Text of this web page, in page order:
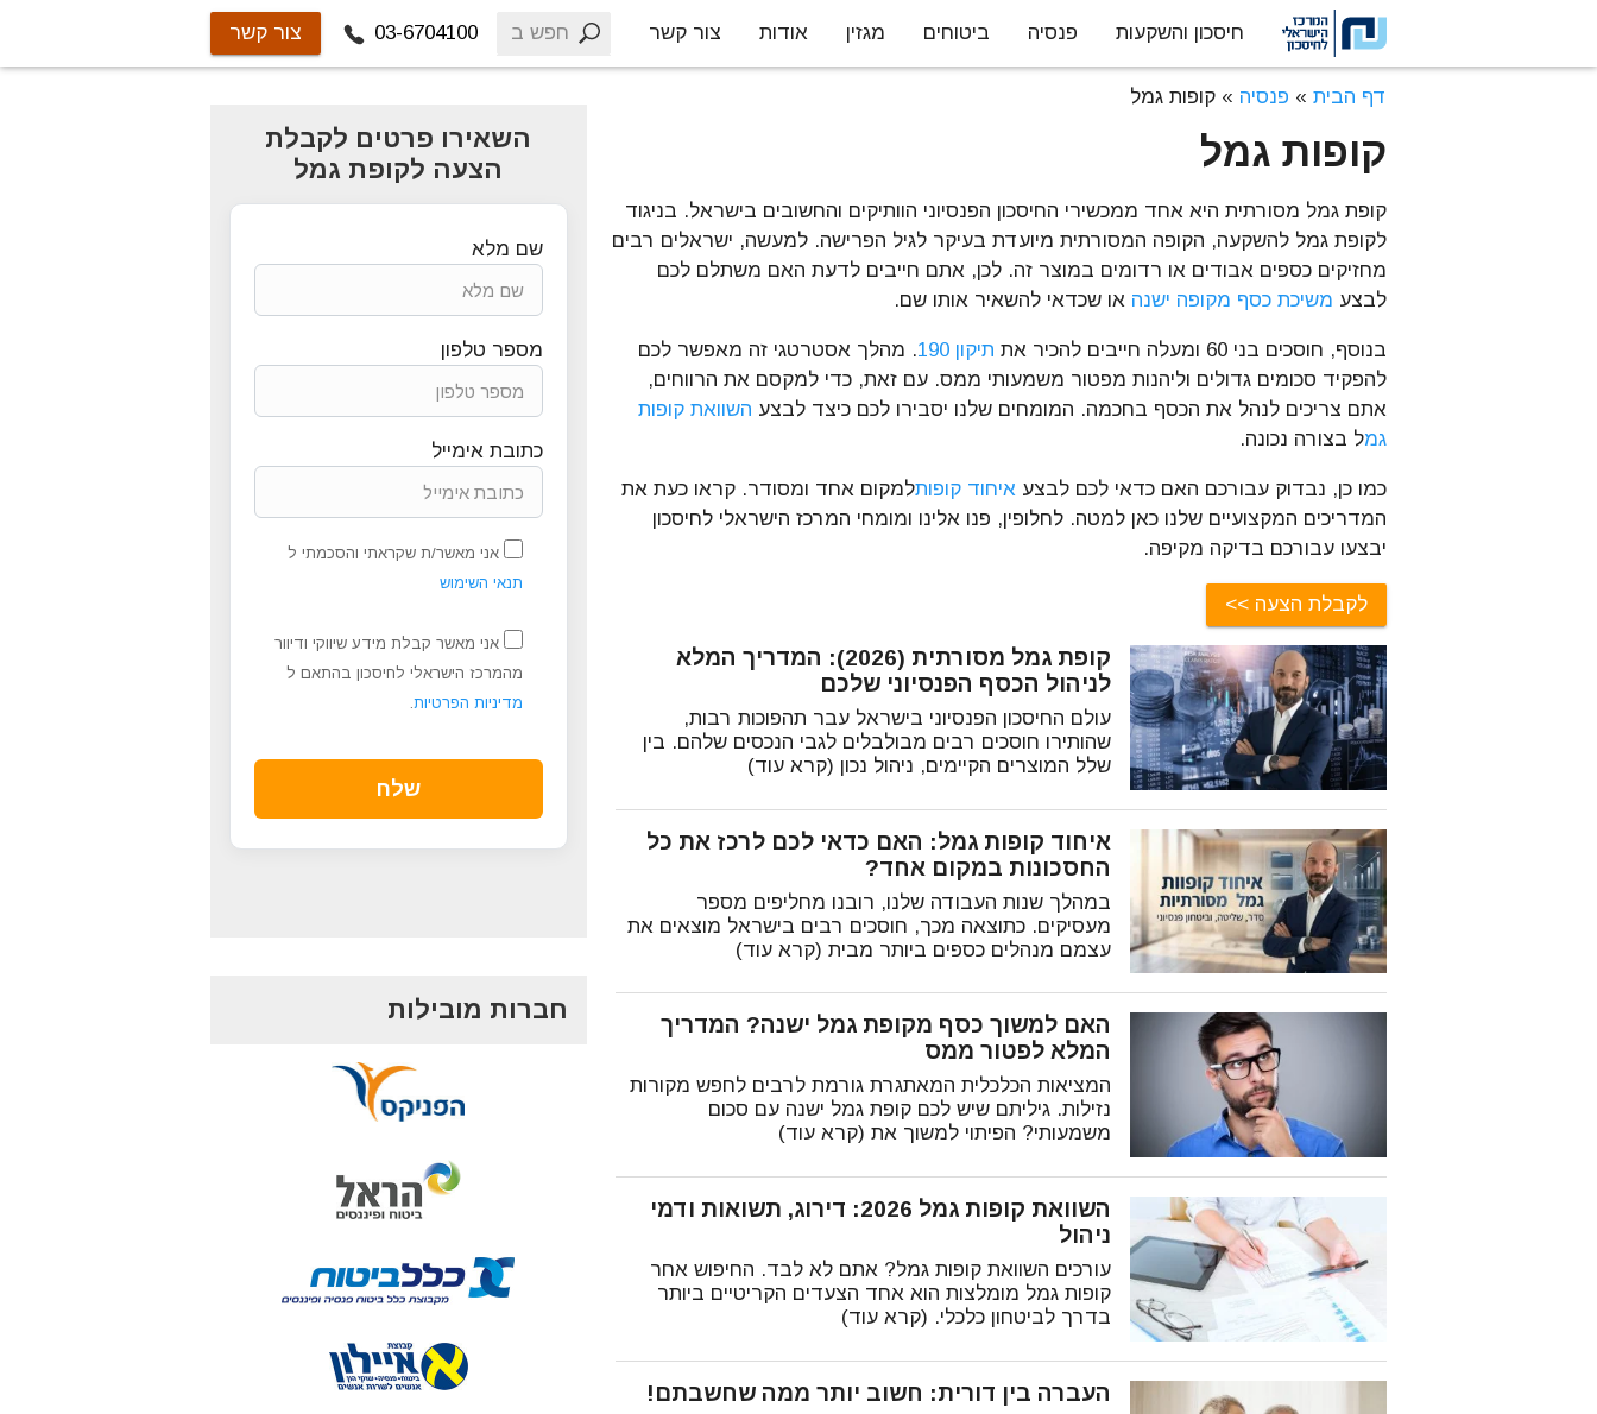
דלג לתוכן
חיסכון והשקעות פנסיה ביטוחים מגזין אודות צור קשר חפש 03-6704100 צור קשר
דף הבית » פנסיה » קופות גמל
קופות גמל
קופת גמל מסורתית היא אחד ממכשירי החיסכון הפנסיוני הוותיקים והחשובים בישראל. בניגוד
לקופת גמל להשקעה, הקופה המסורתית מיועדת בעיקר לגיל הפרישה. למעשה, ישראלים רבים
מחזיקים כספים אבודים או רדומים במוצר זה. לכן, אתם חייבים לדעת האם משתלם לכם
לבצע משיכת כסף מקופה ישנה או שכדאי להשאיר אותו שם.
בנוסף, חוסכים בני 60 ומעלה חייבים להכיר את תיקון 190
. מהלך אסטרטגי זה מאפשר לכם
להפקיד סכומים גדולים וליהנות מפטור משמעותי ממס. עם זאת, כדי למקסם את הרווחים,
אתם צריכים לנהל את הכסף בחכמה. המומחים שלנו יסבירו לכם כיצד לבצע השוואת קופות
גמל בצורה נכונה.
כמו כן, נבדוק עבורכם האם כדאי לכם לבצע איחוד קופותלמקום אחד ומסודר. קראו כעת את
המדריכים המקצועיים שלנו כאן למטה. לחלופין, פנו אלינו ומומחי המרכז הישראלי לחיסכון
יבצעו עבורכם בדיקה מקיפה.
לקבלת הצעה
קופת גמל מסורתית (2026): המדריך המלא
לניהול הכסף הפנסיוני שלכם
עולם החיסכון הפנסיוני בישראל עבר תהפוכות רבות,
שהותירו חוסכים רבים מבולבלים לגבי הנכסים שלהם. בין
שלל המוצרים הקיימים, ניהול נכון (קרא עוד)
איחוד קופות גמל: האם כדאי לכם לרכז את כל
החסכונות במקום אחד?
במהלך שנות העבודה שלנו, רובנו מחליפים מספר
מעסיקים. כתוצאה מכך, חוסכים רבים בישראל מוצאים את
עצמם מנהלים כספים ביותר מבית (קרא עוד)
האם למשוך כסף מקופת גמל ישנה? המדריך
המלא לפטור ממס
המציאות הכלכלית המאתגרת גורמת לרבים לחפש מקורות
נזילות. גיליתם שיש לכם קופת גמל ישנה עם סכום
משמעותי? הפיתוי למשוך את (קרא עוד)
השוואת קופות גמל 2026: דירוג, תשואות ודמי
ניהול
עורכים השוואת קופות גמל? אתם לא לבד. החיפוש אחר
קופות גמל מומלצות הוא אחד הצעדים הקריטיים ביותר
בדרך לביטחון כלכלי. (קרא עוד)
העברה בין דורית: חשוב יותר ממה שחשבתם!
השאירו פרטים לקבלת
הצעה לקופת גמל
שם מלא
מספר טלפון
כתובת אימייל
אני מאשר/ת שקראתי והסכמתי ל
תנאי השימוש
אני מאשר קבלת מידע שיווקי ודיוור
מהמרכז הישראלי לחיסכון בהתאם ל
מדיניות הפרטיות.
חברות מובילות